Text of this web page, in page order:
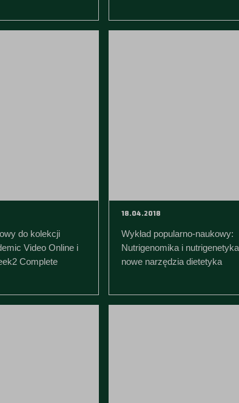
do kolekcji
Video Online i
Complete
18.04.2018
Wykład popularno-naukowy:
Nutrigenomika i
nowe narzędzia dietetyka